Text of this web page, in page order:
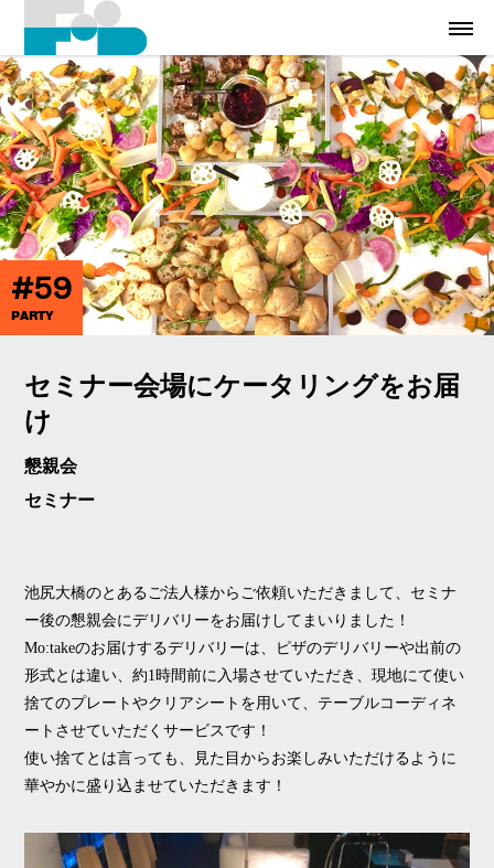
#59
PARTY
セミナー会場にケータリングをお届
け
懇親会
セミナー
池尻大橋のとあるご法人様からご依頼いただきまして、セミナ
ー後の懇親会にデリバリーをお届けしてまいりました！
Mo:takeのお届けするデリバリーは、ピザのデリバリーや出前の
形式とは違い、約1時間前に入場させていただき、現地にて使い
捨てのプレートやクリアシートを用いて、テーブルコーディネ
ートさせていただくサービスです！
使い捨てとは言っても、見た目からお楽しみいただけるように
華やかに盛り込ませていただきます！